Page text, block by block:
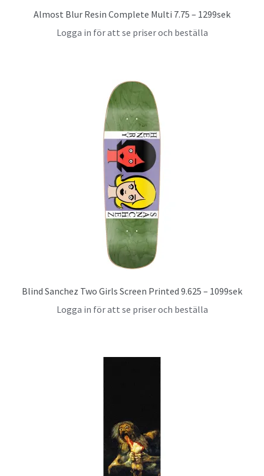
Almost Blur Resin Complete Multi 7.75 – 1299sek
Logga in för att se priser och beställa
Blind Sanchez Two Girls Screen Printed 9.625 – 1099sek
Logga in för att se priser och beställa